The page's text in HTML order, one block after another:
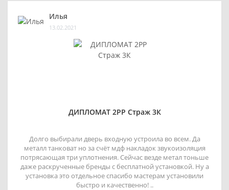
Илья
13.02.2021
ДИПЛОМАТ 2РР Страж 3К
Долго выбирали дверь входную устроила во всем. Да
металл танковат но за счёт мдф накладок звукоизоляция
потрясающая три уплотнения. Сейчас везде метал тоньше
даже раскрученные бренды с бесплатной установкой. Ну а
установка это отдельное спасибо мастерам установили
быстро и качественно! ..